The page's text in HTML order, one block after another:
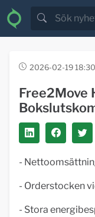
2026-02-19 18:30
Free2Move
-
- Orderstocken
- Stora